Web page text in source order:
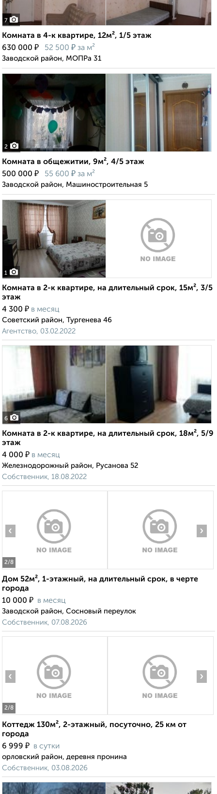
7
Комната в 4-к квартире, 12м², 1/5 этаж
630 000 ₽ 52 500 ₽ за м²
Заводской район, МОПРа 31
2
Комната в общежитии, 9м², 4/5 этаж
500 000 ₽ 55 600 ₽ за м²
Заводской район, Машиностроительная 5
1
Комната в 2-к квартире, на длительный срок, 15м², 3/5
этаж
4 300 ₽ в месяц
Советский район, Тургенева 46
Агентство, 03.02.2022
6
Комната в 2-к квартире, на длительный срок, 18м², 5/9
этаж
4 000 ₽ в месяц
Железнодорожный район, Русанова 52
Собственник, 18.08.2022
2/8
‹ ›
Дом 52м², 1-этажный, на длительный срок, в черте
города
10 000 ₽ в месяц
Заводской район, Сосновый переулок
Собственник, 07.08.2026
2/8
‹ ›
Коттедж 130м², 2-этажный, посуточно, 25 км от
города
6 999 ₽ в сутки
орловский район, деревня пронина
Собственник, 03.08.2026